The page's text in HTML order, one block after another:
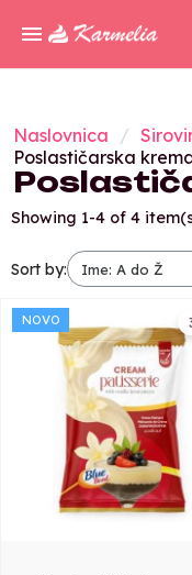
Naslovnica
Poslastičarska
Showing 1-4 of 4
Sort by:
NOVO